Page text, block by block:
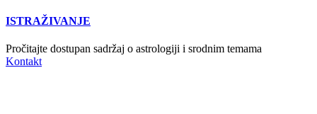
ISTRAŽIVANJE
Pročitajte dostupan sadržaj o astrologiji i srodnim temama
Kontakt